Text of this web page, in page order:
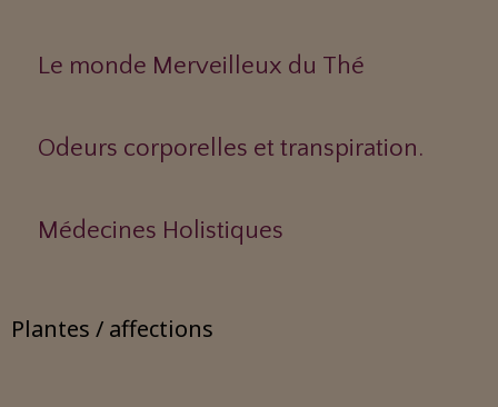
Le monde Merveilleux du Thé
Odeurs corporelles et transpiration.
Médecines Holistiques
Plantes / affections